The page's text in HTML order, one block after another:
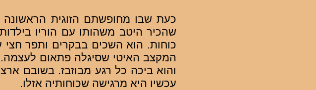
כעת שבו מחופשתם הזוגית
שהכיר היטב משהותו עם הוריו
כוחות. הוא השכים בבקרים ותפר חצי
המקצב האיטי שסיגלה פתאום לעצמה.
והוא ביכה כל רגע מבוזבז. בשובם
עכשיו היא מרגישה שכוחותיה אזלו.